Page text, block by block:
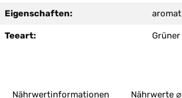
Eigenschaften:
Teeart: Grüner
Nährwertinformationen
Nährwerte